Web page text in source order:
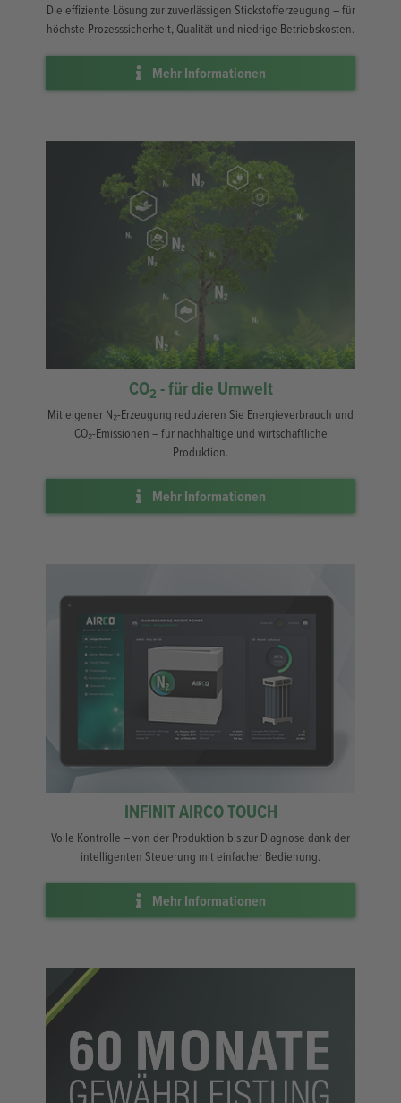
Die effiziente Lösung zur zuverlässigen Stickstofferzeugung – für
höchste Prozesssicherheit, Qualität und niedrige Betriebskosten.
Mehr Informationen
CO2 - für die Umwelt
Mit eigener N₂-Erzeugung reduzieren Sie Energieverbrauch und
CO₂-Emissionen – für nachhaltige und wirtschaftliche
Produktion.
Mehr Informationen
INFINIT AIRCO TOUCH
Volle Kontrolle – von der Produktion bis zur Diagnose dank der
intelligenten Steuerung mit einfacher Bedienung.
Mehr Informationen